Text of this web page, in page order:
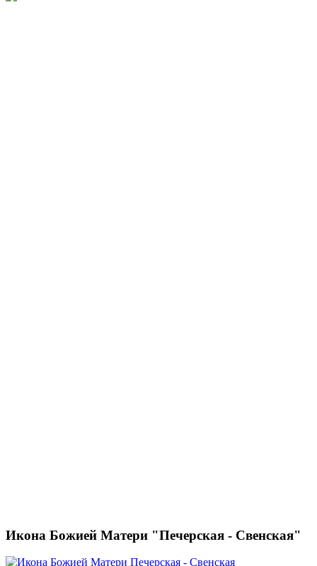
Икона Божией Матери "Печерская - Свенская"